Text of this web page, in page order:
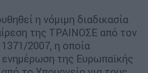
η νόμιμη διαδικασία
της ΤΡΑΙΝΟΣΕ από τον
2007, η οποία
ενημέρωση της Ευρωπαϊκής